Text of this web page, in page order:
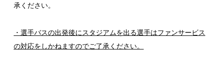
承ください。
・選手バスの出発後にスタジアムを出る選手はファンサービス
の対応をしかねますのでご了承ください。